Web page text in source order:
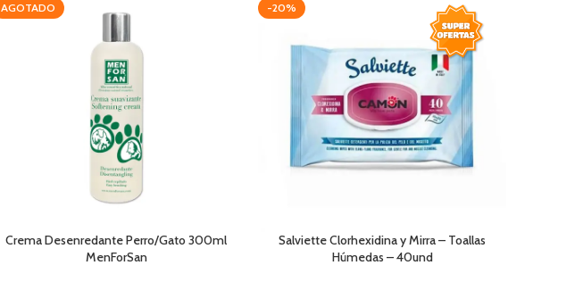
AGOTADO
Crema Desenredante Perro/Gato 300ml
MenForSan
-20%
Salviette Clorhexidina y Mirra – Toallas
Húmedas – 40und